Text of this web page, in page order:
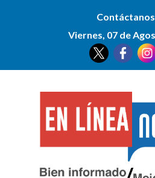
Contáctanos
Viernes, 07 de